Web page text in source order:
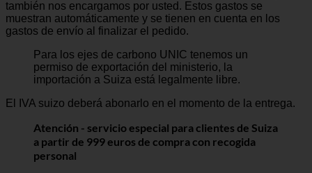
también nos encargamos por usted. Estos gastos se
muestran automáticamente y se tienen en cuenta en los
gastos de envío al finalizar el pedido.
Para los ejes de carbono UNIC tenemos un
permiso de exportación del ministerio, la
importación a Suiza está legalmente libre.
El IVA suizo deberá abonarlo en el momento de la entrega.
Atención - servicio especial para clientes de Suiza
a partir de 999 euros de compra con recogida
personal